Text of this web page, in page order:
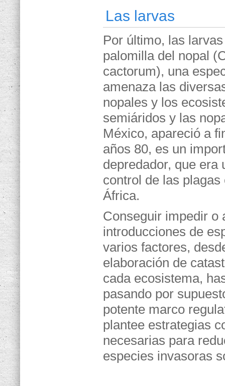
Las larvas
Por último, las
palomilla del nopal
cactorum), una
amenaza las
nopales y los
semiáridos y las
México, apareció a
años 80, es un
depredador, que era
control de las
África.
Conseguir impedir o
introducciones de
varios factores,
elaboración de
cada ecosistema,
pasando por
potente marco
plantee estrategias
necesarias para
especies invasoras